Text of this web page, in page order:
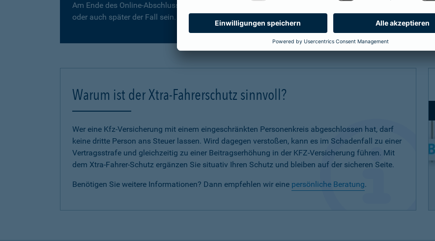
Am Ende des Online-Abschlusses können Sie selbst bestimmen, ab wann Ihr Xtra-Fahrer-Schutz gültig
oder auch später der Fall sein.
Warum ist der Xtra-Fahrerschutz sinnvoll?
Wer eine Kfz-Versicherung mit einem eingeschränkten Personenkreis abgeschlossen hat, darf
keine dritte Person ans Steuer lassen. Wird dagegen verstoßen, kann es im Schadenfall zu einer
Vertragsstrafe und gleichzeitig zu einer Beitragserhöhung in der KFZ-Versicherung führen. Mit
dem Xtra-Fahrer-Schutz ergänzen Sie situativ Ihren Schutz und bleiben auf der sicheren Seite.
Benötigen Sie weitere Informationen? Dann empfehlen wir eine persönliche Beratung.